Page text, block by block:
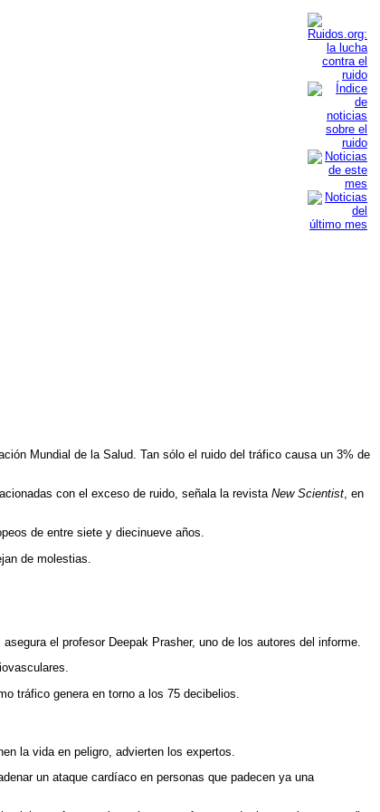
Mundial de la Salud. Tan sólo el ruido del tráfico causa un 3% de
con el exceso de ruido, señala la revista New Scientist, en
de entre siete y diecinueve años.
de molestias.
el profesor Deepak Prasher, uno de los autores del informe.
tráfico genera en torno a los 75 decibelios.
la vida en peligro, advierten los expertos.
un ataque cardíaco en personas que padecen ya una